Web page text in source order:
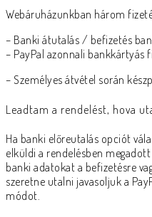
Webáruházunkban három
– Banki átutalás / befizetés
– PayPal azonnali bankkártyás
– Személyes átvétel során
Leadtam a rendelést, hova
Ha banki előreutalás opciót
elküldi a rendelésben
banki adatokat a befizetésre
szeretne utalni javasoljuk a
módot.